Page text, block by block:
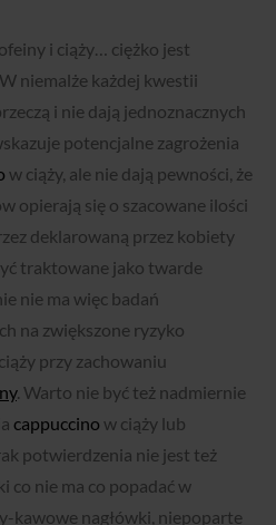
i ciąży… ciężko jest
niemalże każdej kwestii
i nie dają jednoznacznych
potencjalne zagrożenia
w ciąży, ale nie dają pewności, że
opierają się o szacowane ilości
deklarowaną przez kobiety
traktowane jako twarde
nie ma więc badań
na zwiększone ryzyko
przy zachowaniu
. Warto nie być też nadmiernie
cappuccino w ciąży lub
potwierdzenia nie jest też
co nie ma co popadać w
kawowe nagłówki, niepoparte